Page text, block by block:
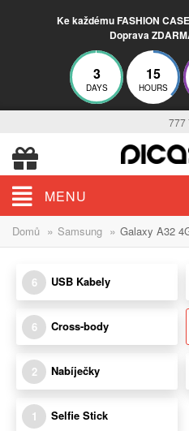
Ke každému FASHION
Doprava
3
DAYS
15
HOURS
777
MENU
Domů » Samsung » Galaxy A32
6 USB Kabely
6 Cross-body
2 Nabíječky
1 Selfie Stick